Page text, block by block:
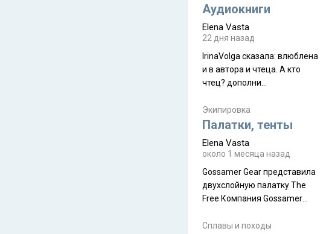
ауру штата, как-то он меня
природа, мягкие
такая как бы переходная
ступень между привычной
нам Индией и остальными
надеюсь увидеть.
Аудиокниги
Elena Vasta
22 дня назад
IrinaVolga сказалa: влюблена
и в автора и чтеца. А кто
чтец? дополни
Экипировка
Палатки, тенты
Elena Vasta
около 1 месяца назад
Gossamer Gear представила
двухслойную палатку The
Free Компания Gossamer
туристическую палатку The
Сплавы и походы